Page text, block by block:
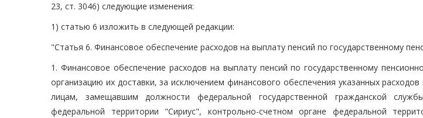
23, ст. 3046) следующие изменения:
1) статью 6 изложить в следующей редакции:
"Статья 6. Финансовое обеспечение расходов на выплату пенсий по государственному
1. Финансовое обеспечение расходов на выплату пенсий по государственному
организацию их доставки, за исключением финансового обеспечения указанных
лицам, замещавшим должности федеральной государственной гражданской
федеральной территории "Сириус", контрольно-счетном органе федеральной